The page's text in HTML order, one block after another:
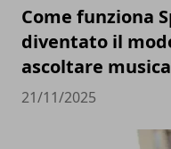
Come funziona
diventato il
ascoltare musica
21/11/2025